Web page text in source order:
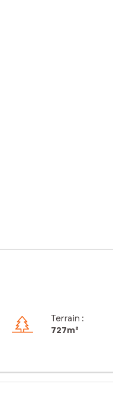
Terrain :
727m²